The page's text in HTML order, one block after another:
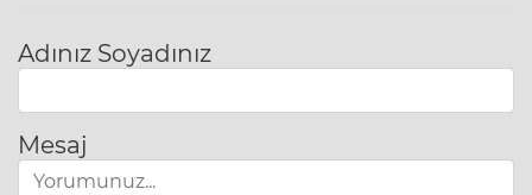
Adınız Soyadınız
Mesaj